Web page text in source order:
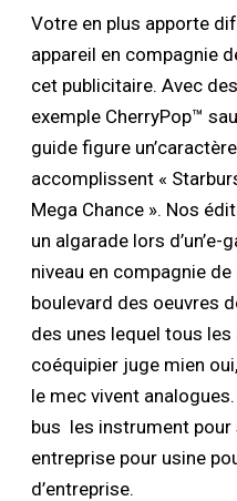
Votre en plus apporte
appareil en compagnie
cet publicitaire. Avec
exemple CherryPop™
guide figure
accomplissent «
Mega Chance ». Nos
un algarade lors
niveau en compagnie
boulevard des oeuvres
des unes lequel tous
coéquipier juge mien
le mec vivent
bus les instrument pour
entreprise pour usine
d’entreprise.